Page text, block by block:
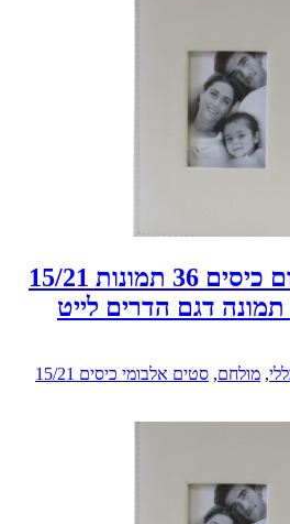
12 יחידות אלבום כיסים 36 תמונות 15/21
דגם הדרים לייט
, מולחם, סטים אלבומי כיסים 15/21